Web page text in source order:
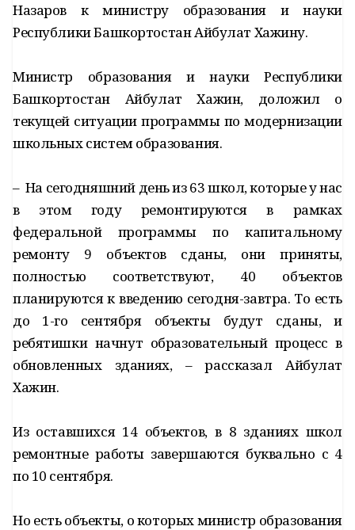
Назаров к министру образования и науки
Республики Башкортостан Айбулат Хажину.
Министр образования и науки Республики
Башкортостан Айбулат Хажин, доложил о
текущей ситуации программы по модернизации
школьных систем образования.
– На сегодняшний день из 63 школ, которые у нас
в этом году ремонтируются в рамках
федеральной программы по капитальному
ремонту 9 объектов сданы, они приняты,
полностью соответствуют, 40 объектов
планируются к введению сегодня-завтра. То есть
до 1-го сентября объекты будут сданы, и
ребятишки начнут образовательный процесс в
обновленных зданиях, – рассказал Айбулат
Хажин.
Из оставшихся 14 объектов, в 8 зданиях школ
ремонтные работы завершаются буквально с 4
по 10 сентября.
Но есть объекты, о которых министр образования